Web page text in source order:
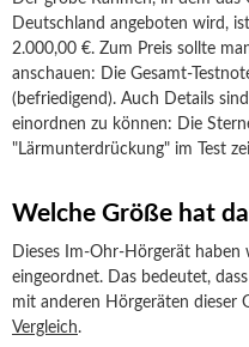
Deutschland angeboten wird,
2.000,00 €. Zum Preis sollte
anschauen: Die Gesamt-
(befriedigend). Auch Details
einordnen zu können: Die
"Lärmunterdrückung" im Test
Welche Größe hat
Dieses Im-Ohr-Hörgerät haben
eingeordnet. Das bedeutet,
mit anderen Hörgeräten dieser
Vergleich.